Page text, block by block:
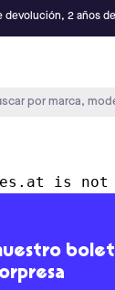
devolución, 2 años
por marca,
is not